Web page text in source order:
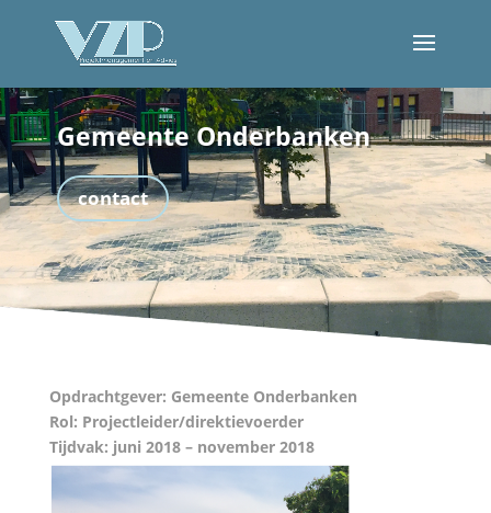
Gemeente Onderbanken
contact
Opdrachtgever: Gemeente Onderbanken
Rol: Projectleider/direktievoerder
Tijdvak: juni 2018 – november 2018